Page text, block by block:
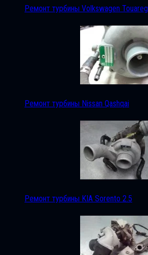
Ремонт турбины Volkswagen Touareg
Ремонт турбины Nissan Qashqai
Ремонт турбины KIA Sorento 2.5